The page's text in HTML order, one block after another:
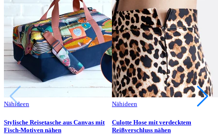
Nähideen
Stylische Reisetasche aus Canvas mit
Fisch-Motiven nähen
Nähideen
Culotte Hose mit verdecktem
Reißverschluss nähen